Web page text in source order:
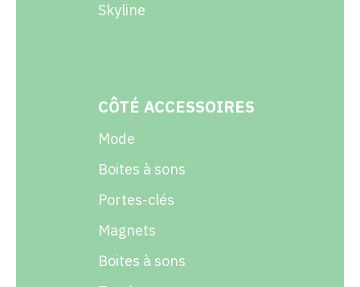
Skyline
CÔTÉ ACCESSOIRES
Mode
Boites à sons
Portes-clés
Magnets
Boites à sons